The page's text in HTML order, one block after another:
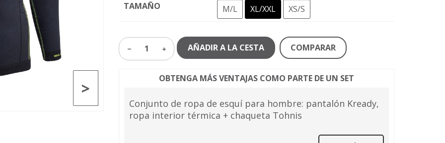
>
TAMAÑO M/L XL/XXL XS/S
1 AÑADIR A LA CESTA COMPARAR
OBTENGA MÁS VENTAJAS COMO PARTE DE UN SET
Conjunto de ropa de esquí para hombre: pantalón Kready,
ropa interior térmica + chaqueta Tohnis